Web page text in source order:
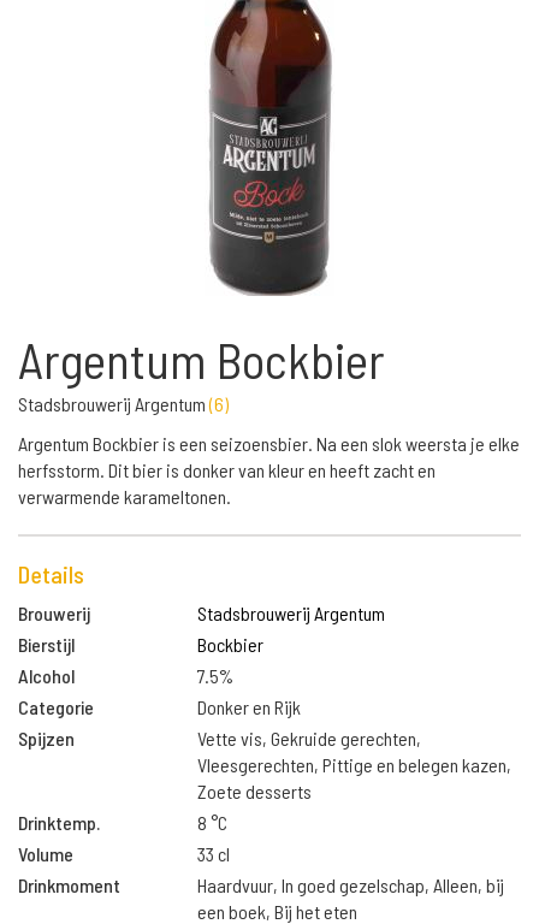
Argentum Bockbier
Stadsbrouwerij Argentum(6)
Argentum Bockbier is een seizoensbier. Na een slok weersta je elke
herfsstorm. Dit bier is donker van kleur en heeft zacht en
verwarmende karameltonen.
Details
Brouwerij
Stadsbrouwerij Argentum
Bierstijl
Bockbier
Alcohol
7.5%
Categorie
Donker en Rijk
Spijzen
Vette vis, Gekruide gerechten,
Vleesgerechten, Pittige en belegen kazen,
Zoete desserts
Drinktemp.
8 °C
Volume
33 cl
Drinkmoment
Haardvuur, In goed gezelschap, Alleen, bij
een boek, Bij het eten